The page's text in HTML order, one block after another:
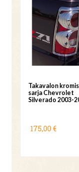
Takavalon
sarja Chevrolet
Silverado 2003-
175,00 €